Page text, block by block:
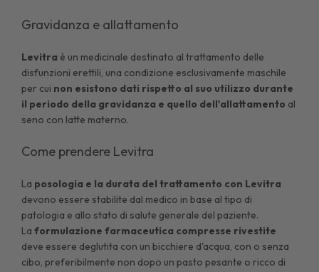
Gravidanza e allattamento
Levitra è un medicinale destinato al trattamento delle
disfunzioni erettili, una condizione esclusivamente maschile
per cui non esistono dati rispetto al suo utilizzo durante
il periodo della gravidanza e quello dell'allattamento al
seno con latte materno.
Come prendere Levitra
La posologia e la durata del trattamento con Levitra
devono essere stabilite dal medico in base al tipo di
patologia e allo stato di salute generale del paziente.
Laformulazione farmaceutica compresse rivestite
deve essere deglutita con un bicchiere d'acqua, con o senza
cibo, preferibilmente non dopo un pasto pesante o ricco di